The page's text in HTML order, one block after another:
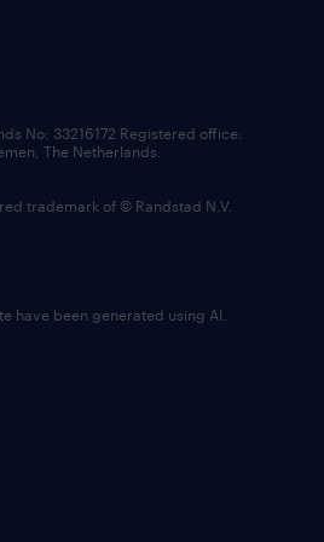
No: 33216172 Registered office:
The Netherlands.
trademark of © Randstad N.V.
have been generated using AI.